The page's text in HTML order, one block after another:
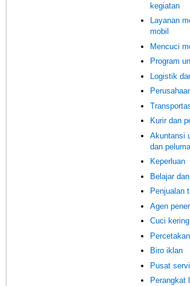
kegiatan
Layanan
mobil
Mencuci
Program
Logistik
Kurir dan
Akuntansi
dan
Keperluan
Belajar
Penjualan
Agen
Cuci
Biro iklan
Pusat
Perangkat